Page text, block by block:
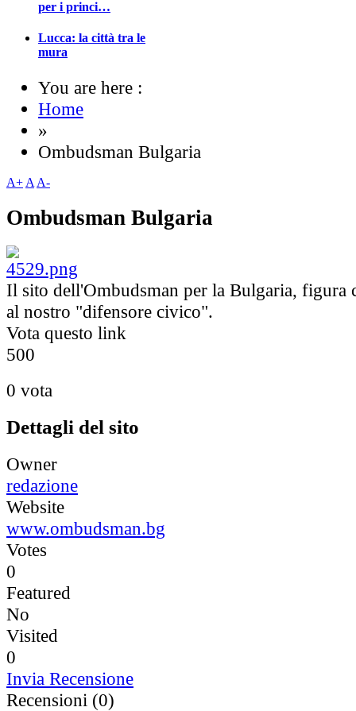
per i princi…
Lucca: la città tra le
mura
You are here :
Home
»
Ombudsman Bulgaria
A+ A A-
Ombudsman Bulgaria
Il sito dell'Ombudsman per la Bulgaria, figura
al nostro "difensore civico".
Vota questo link
500
0 vota
Dettagli del sito
Owner
redazione
Website
www.ombudsman.bg
Votes
0
Featured
No
Visited
0
Invia Recensione
Recensioni (0)